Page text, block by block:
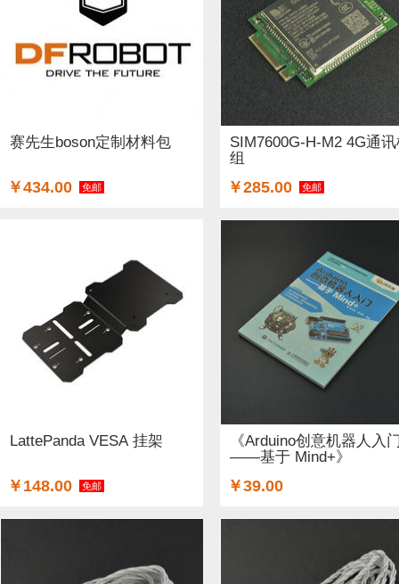
赛先生boson定制材料包
￥434.00 免邮
SIM7600G-H-M2 4G通
组
￥285.00 免邮
LattePanda VESA 挂架
￥148.00 免邮
《Arduino创意机器人入
——基于 Mind+》
￥39.00